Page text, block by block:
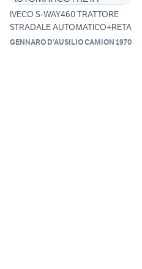
IVECO S-WAY460 TRATTORE
STRADALE AUTOMATICO+RETA
GENNARO D'AUSILIO CAMION 1970